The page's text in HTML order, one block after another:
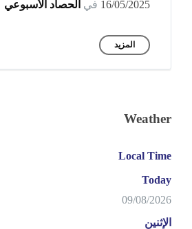
16/05/2025 في الحصاد الأسبوعي
المزيد
Weather
Local Time
Today
09/08/2026
الإثنين